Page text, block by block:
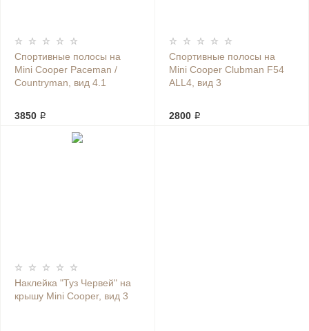
Спортивные полосы на
Mini Cooper Paceman /
Countryman, вид 4.1
3850 ₽
Спортивные полосы на
Mini Cooper Clubman F54
ALL4, вид 3
2800 ₽
Наклейка "Туз Червей" на
крышу Mini Cooper, вид 3